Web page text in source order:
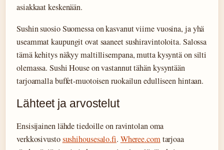
asiakkaat keskenään.
Sushin suosio Suomessa on kasvanut viime vuosina, ja yhä
useammat kaupungit ovat saaneet sushiravintoloita. Salossa
tämä kehitys näkyy maltillisempana, mutta kysyntä on silti
olemassa. Sushi House on vastannut tähän kysyntään
tarjoamalla buffet-muotoisen ruokailun edulliseen hintaan.
Lähteet ja arvostelut
Ensisijainen lähde tiedoille on ravintolan oma
verkkosivustosushihousesalo.fi. Wheree.comtarjoaa